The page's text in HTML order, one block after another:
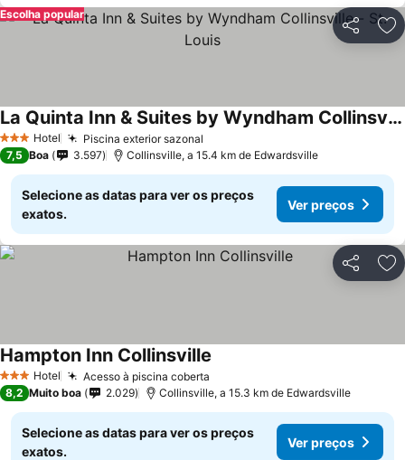
Partilhar
Escolha popular
3 EstrelasHotel Piscina exterior sazonal
La Quinta Inn & Suites by Wyndham Collinsville - St. Louis
Ver preços
7,5 Boa 3.597 Collinsville, a 15.4 km de Edwardsville
Selecione as datas para ver os preços
exatos.
Ver preços
Partilhar
3 EstrelasHotel Acesso à piscina coberta
Hampton Inn Collinsville
8,2 Muito boa 2.029 Collinsville, a 15.3 km de Edwardsville
Selecione as datas para ver os preços
exatos.
Ver preços